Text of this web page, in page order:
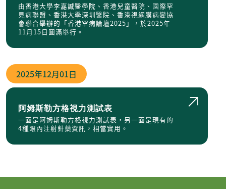
由香港大學李嘉誠醫學院、香港兒童醫院、國際罕
見病聯盟、香港大學深圳醫院、香港視網膜病變協
會聯合舉辦的「香港罕病論壇2025」，於2025年
11月15日圓滿舉行。
2025年12月01日
阿姆斯勒方格視力測試表
一面是阿姆斯勒方格視力測試表，另一面是現有的
4種眼內注射針藥資訊，相當實用。